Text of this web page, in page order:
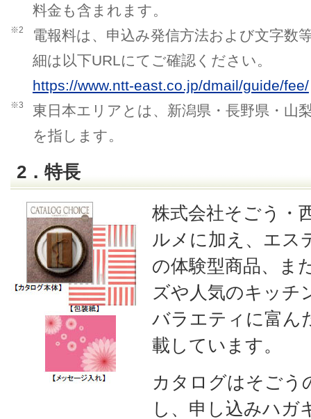
料金も含まれます。
※2
電報料は、申込み発信方法および文字数
細は以下URLにてご確認ください。
https://www.ntt-east.co.jp/dmail/guide/fee/
※3
東日本エリアとは、新潟県・長野県・山
を指します。
2．特長
株式会社そごう・
ルメに加え、エス
の体験型商品、ま
ズや人気のキッチ
バラエティに富ん
載しています。
カタログはそごう
し、申し込みハガ